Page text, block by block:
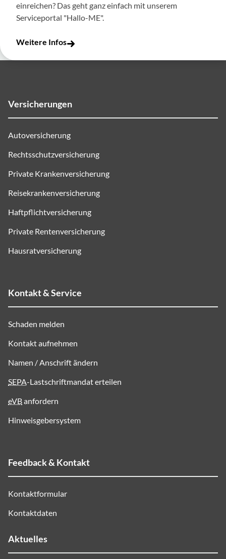
einreichen? Das geht ganz einfach mit unserem
Serviceportal "Hallo-ME".
Weitere Infos
Versicherungen
Autoversicherung
Rechtsschutzversicherung
Private Krankenversicherung
Reisekrankenversicherung
Haftpflichtversicherung
Private Rentenversicherung
Hausratversicherung
Kontakt & Service
Schaden melden
Kontakt aufnehmen
Namen / Anschrift ändern
SEPA-Lastschriftmandat erteilen
eVBanfordern
Hinweisgebersystem
Feedback & Kontakt
Kontaktformular
Kontaktdaten
Aktuelles